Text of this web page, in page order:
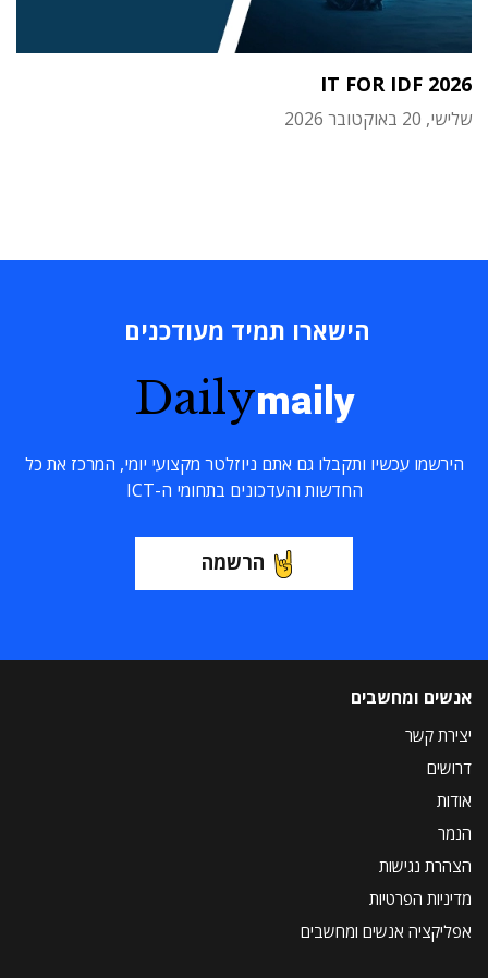
IT FOR IDF 2026
שלישי, 20 באוקטובר 2026
הישארו תמיד מעודכנים
Dailymaily
הירשמו עכשיו ותקבלו גם אתם ניוזלטר מקצועי יומי, המרכז את כל
החדשות והעדכונים בתחומי ה-ICT
הרשמה
אנשים ומחשבים
יצירת קשר
דרושים
אודות
הנמר
הצהרת נגישות
מדיניות הפרטיות
אפליקציה אנשים ומחשבים